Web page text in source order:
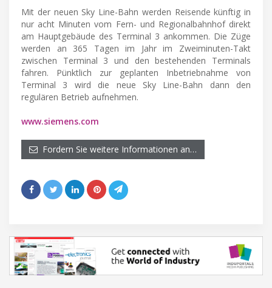
Mit der neuen Sky Line-Bahn werden Reisende künftig in
nur acht Minuten vom Fern- und Regionalbahnhof direkt
am Hauptgebäude des Terminal 3 ankommen. Die Züge
werden an 365 Tagen im Jahr im Zweiminuten-Takt
zwischen Terminal 3 und den bestehenden Terminals
fahren. Pünktlich zur geplanten Inbetriebnahme von
Terminal 3 wird die neue Sky Line-Bahn dann den
regulären Betrieb aufnehmen.
www.siemens.com
Fordern Sie weitere Informationen an…